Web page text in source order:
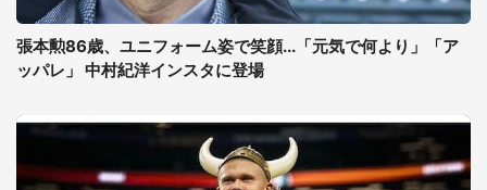
張本勲86歳、ユニフォーム姿で笑顔...「元気で何より」「ア
ッパレ」 中村紀洋インスタに登場